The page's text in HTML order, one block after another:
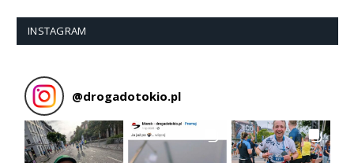
INSTAGRAM
@drogadotokio.pl